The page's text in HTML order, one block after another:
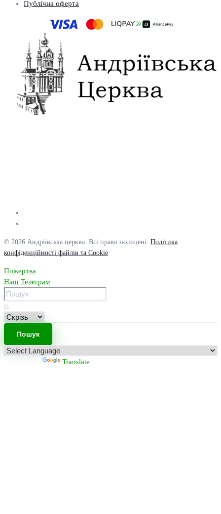
Публічна оферта
© 2026 Андріївська церква. Всі права захищені. Політика
конфіденційності файлів та Cookie
Пожертва
Наш Телеграм
із
Translate